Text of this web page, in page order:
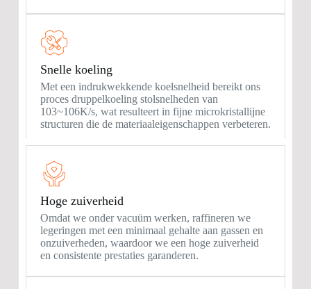
Snelle koeling
Met een indrukwekkende koelsnelheid bereikt ons
proces druppelkoeling stolsnelheden van
103~106K/s, wat resulteert in fijne microkristallijne
structuren die de materiaaleigenschappen verbeteren.
Hoge zuiverheid
Omdat we onder vacuüm werken, raffineren we
legeringen met een minimaal gehalte aan gassen en
onzuiverheden, waardoor we een hoge zuiverheid
en consistente prestaties garanderen.